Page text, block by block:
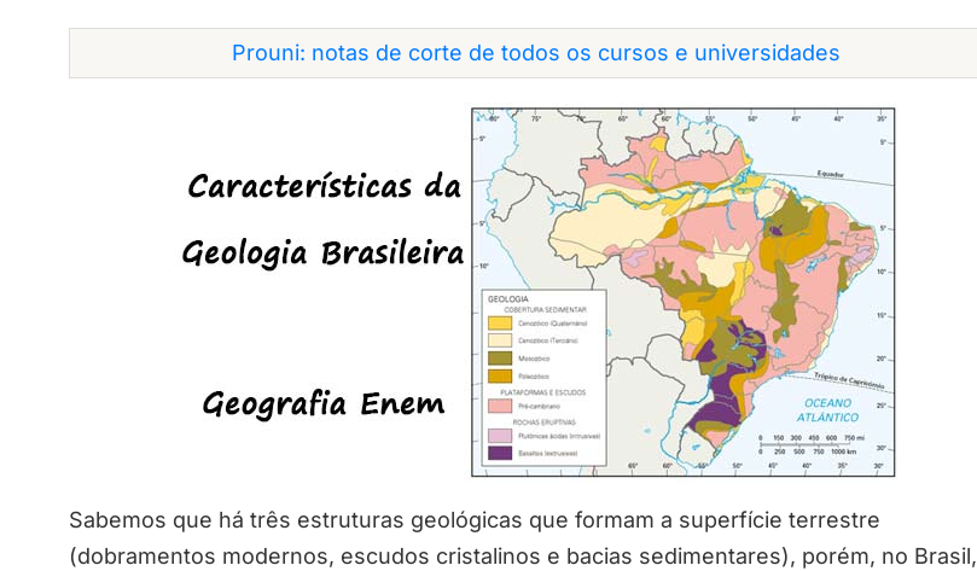
Prouni: notas de corte de todos os cursos e universidades
Sabemos que há três estruturas geológicas que formam a superfície terrestre
(dobramentos modernos, escudos cristalinos e bacias sedimentares), porém, no Brasil,